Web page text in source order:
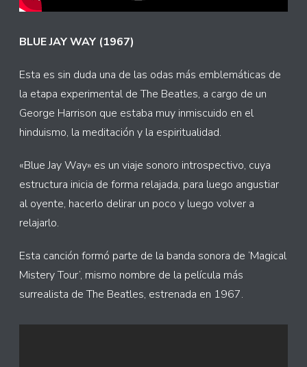
BLUE JAY WAY (1967)
Esta es sin duda una de las odas más emblemáticas de
la etapa experimental de The Beatles, a cargo de un
George Harrison que estaba muy inmiscuido en el
hinduismo, la meditación y la espiritualidad.
«Blue Jay Way» es un viaje sonoro introspectivo, cuya
estructura inicia de forma relajada, para luego angustiar
al oyente, hacerlo delirar un poco y luego volver a
relajarlo.
Esta canción formó parte de la banda sonora de ‘Magical
Mistery Tour’, mismo nombre de la película más
surrealista de The Beatles, estrenada en 1967.